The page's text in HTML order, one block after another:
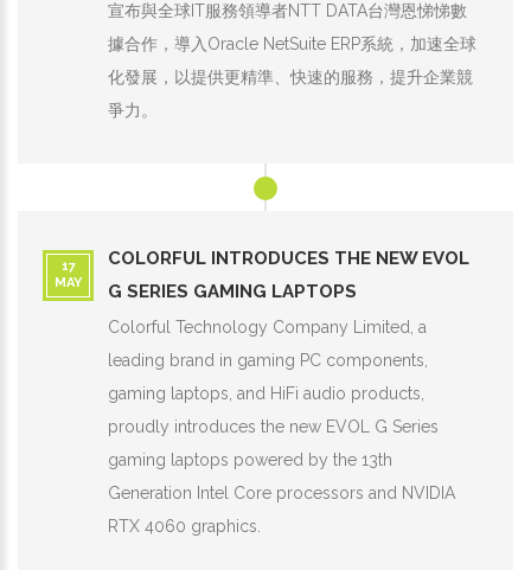
宣布與全球IT服務領導者NTT DATA台灣恩悌悌數
據合作，導入Oracle NetSuite ERP系統，加速全球
化發展，以提供更精準、快速的服務，提升企業競
爭力。
17
MAY
COLORFUL INTRODUCES THE NEW EVOL
G SERIES GAMING LAPTOPS
Colorful Technology Company Limited, a
leading brand in gaming PC components,
gaming laptops, and HiFi audio products,
proudly introduces the new EVOL G Series
gaming laptops powered by the 13th
Generation Intel Core processors and NVIDIA
RTX 4060 graphics.